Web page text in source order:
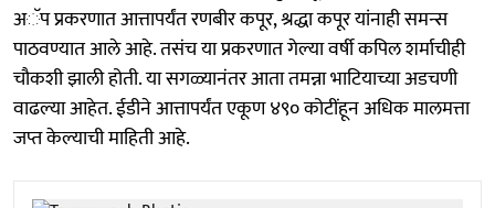
अॅप प्रकरणात आत्तापर्यंत रणबीर कपूर, श्रद्धा कपूर यांनाही समन्स
पाठवण्यात आले आहे. तसंच या प्रकरणात गेल्या वर्षी कपिल शर्माचीही
चौकशी झाली होती. या सगळ्यानंतर आता तमन्ना भाटियाच्या अडचणी
वाढल्या आहेत. ईडीने आत्तापर्यंत एकूण ४९० कोटींहून अधिक मालमत्ता
जप्त केल्याची माहिती आहे.